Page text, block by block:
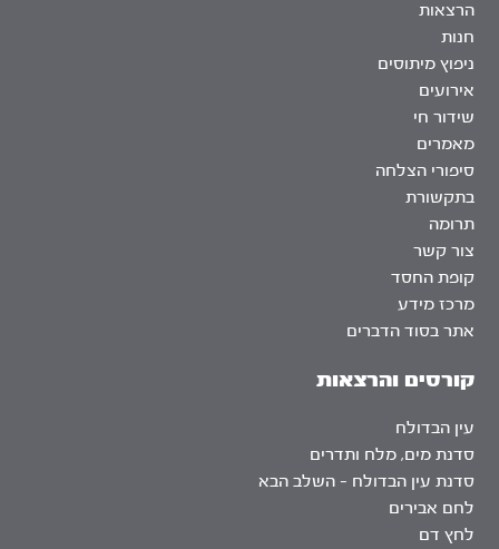
הרצאות
חנות
ניפוץ מיתוסים
אירועים
שידור חי
מאמרים
סיפורי הצלחה
בתקשורת
תרומה
צור קשר
קופת החסד
מרכז מידע
אתר בסוד הדברים
קורסים והרצאות
עין הבדולח
סדנת מים, מלח ותדרים
סדנת עין הבדולח – השלב הבא
לחם אבירים
לחץ דם